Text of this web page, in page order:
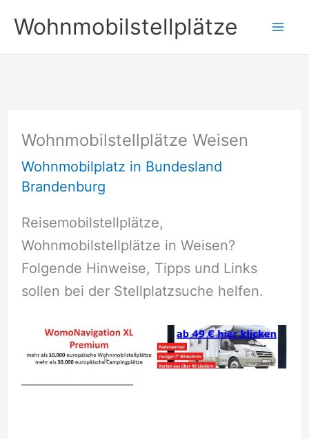
Inhalt
springen
Wohnmobilstellplätze
Wohnmobilstellplätze Weisen
Wohnmobilplatz in Bundesland
Brandenburg
Reisemobilstellplätze,
Wohnmobilstellplätze in Weisen?
Folgende Hinweise, Tipps und Links
sollen bei der Stellplatzsuche helfen.